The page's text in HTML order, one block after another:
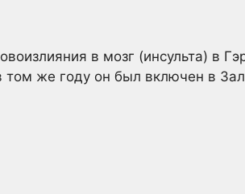
в мозг (инсульта) в
том же году он был включен в